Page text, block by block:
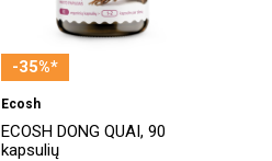
-35%*
Ecosh
ECOSH DONG QUAI, 90
kapsulių